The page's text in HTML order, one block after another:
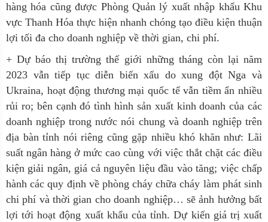
hàng hóa cũng được Phòng Quản lý xuất nhập khẩu Khu
vực Thanh Hóa thực hiện nhanh chóng tạo điều kiện thuận
lợi tối đa cho doanh nghiệp về thời gian, chi phí.
+ Dự báo thị trường thế giới những tháng còn lại năm
2023 vẫn tiếp tục diễn biến xấu do xung đột Nga và
Ukraina, hoạt động thương mại quốc tế vẫn tiềm ẩn nhiều
rủi ro; bên cạnh đó tình hình sản xuất kinh doanh của các
doanh nghiệp trong nước nói chung và doanh nghiệp trên
địa bàn tỉnh nói riêng cũng gặp nhiều khó khăn như: Lãi
suất ngân hàng ở mức cao cùng với việc thắt chặt các điều
kiện giải ngân, giá cả nguyên liệu đầu vào tăng; việc chấp
hành các quy định về phòng cháy chữa cháy làm phát sinh
chi phí và thời gian cho doanh nghiệp… sẽ ảnh hưởng bất
lợi tới hoạt động xuất khẩu của tỉnh. Dự kiến giá trị xuất